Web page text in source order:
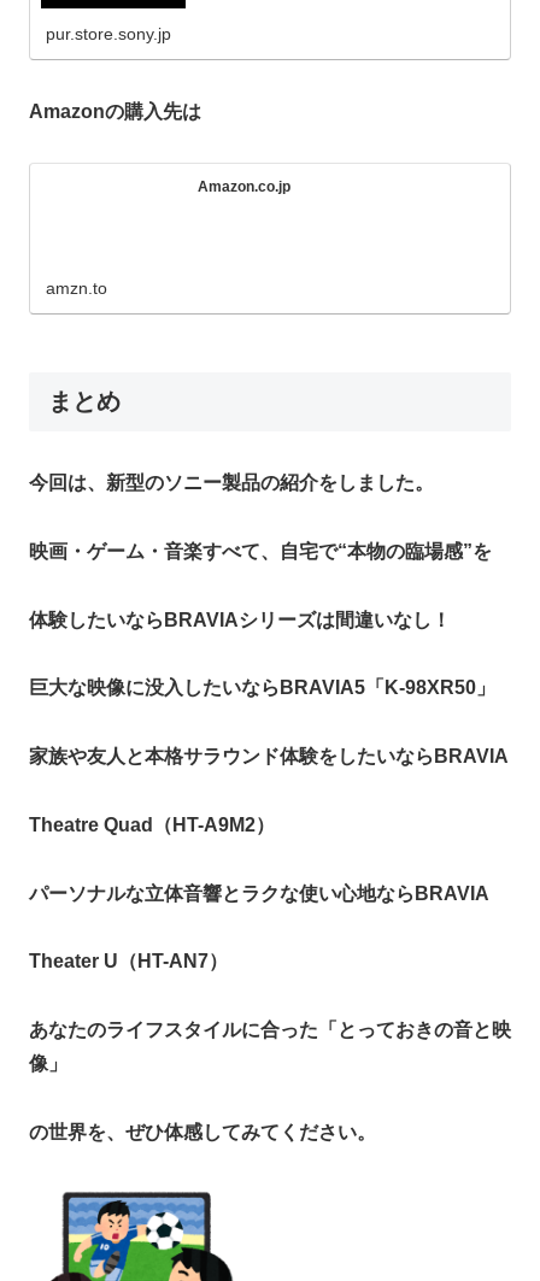
pur.store.sony.jp
Amazonの購入先は
Amazon.co.jp
amzn.to
まとめ
今回は、新型のソニー製品の紹介をしました。
映画・ゲーム・音楽すべて、自宅で“本物の臨場感”を
体験したいならBRAVIAシリーズは間違いなし！
巨大な映像に没入したいならBRAVIA5「K-98XR50」
家族や友人と本格サラウンド体験をしたいならBRAVIA
Theatre Quad（HT-A9M2）
パーソナルな立体音響とラクな使い心地ならBRAVIA
Theater U（HT-AN7）
あなたのライフスタイルに合った「とっておきの音と映
像」
の世界を、ぜひ体感してみてください。